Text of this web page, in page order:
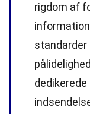
rigdom af
standarder
dedikerede